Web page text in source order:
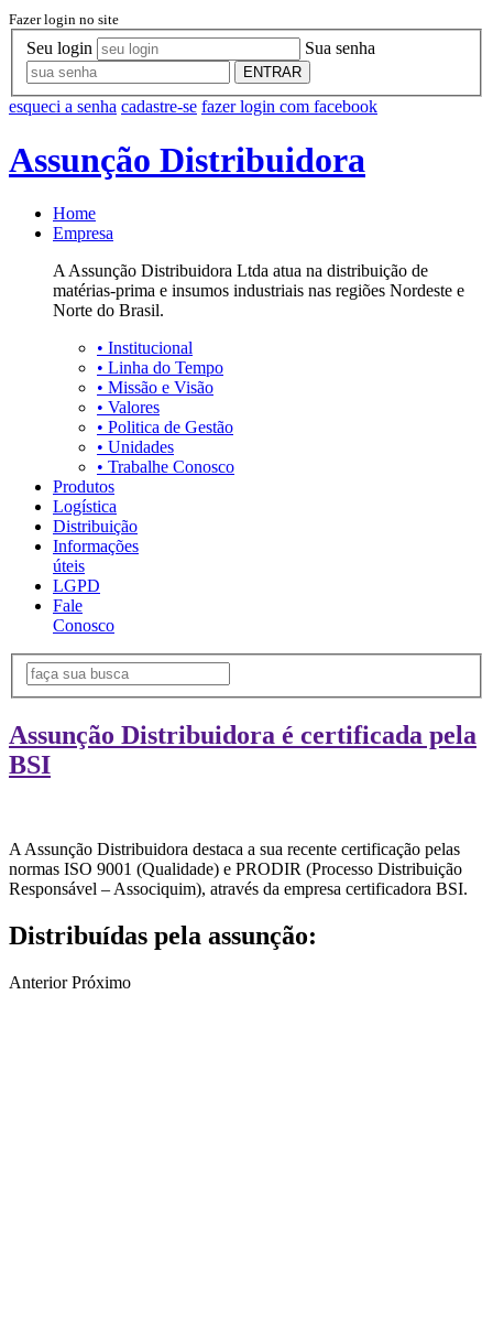
Fazer login no site
Seu login Sua senha
ENTRAR
esqueci a senha cadastre-se fazer login com facebook
Assunção Distribuidora
Home
Empresa
A Assunção Distribuidora Ltda atua na distribuição de
matérias-prima e insumos industriais nas regiões Nordeste e
Norte do Brasil.
• Institucional
• Linha do Tempo
• Missão e Visão
• Valores
• Politica de Gestão
• Unidades
• Trabalhe Conosco
Produtos
Logística
Distribuição
Informações
úteis
LGPD
Fale
Conosco
Assunção Distribuidora é certificada pela
BSI
A Assunção Distribuidora destaca a sua recente certificação pelas
normas ISO 9001 (Qualidade) e PRODIR (Processo Distribuição
Responsável – Associquim), através da empresa certificadora BSI.
Distribuídas pela assunção:
Anterior Próximo